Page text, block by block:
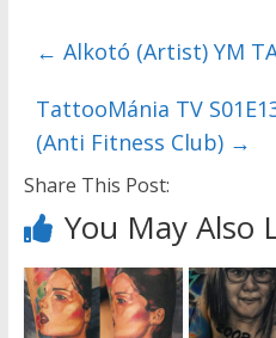
← Alkotó (Artist) YM
TattooMánia TV
(Anti Fitness Club) →
Share This Post:
You May Also